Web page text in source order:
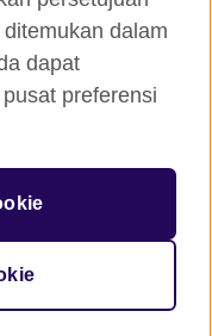
for cultural
(Scotland)
dalam
dapat
preferensi